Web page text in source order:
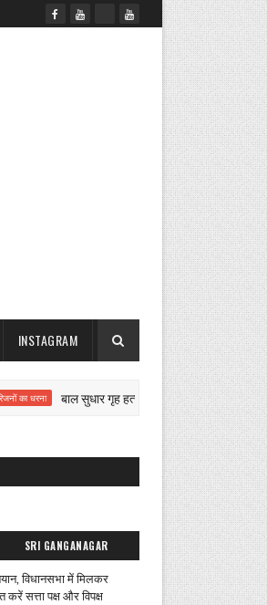
INSTAGRAM
बाल सुधार गृह हत्याकांड पर बवाल
SRI GANGANAGAR
विधानसभा में मिलकर
करें सत्ता पक्ष और विपक्ष